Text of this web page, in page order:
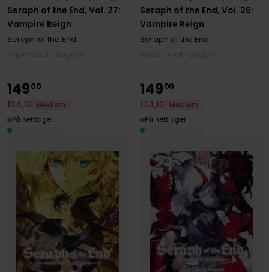
Seraph of the End, Vol. 27:
Vampire Reign
Seraph of the End
Seraph of the End, Vol. 26:
Vampire Reign
Seraph of the End
14900
134,10
Medlem
På nettlager
14900
134,10
Medlem
På nettlager